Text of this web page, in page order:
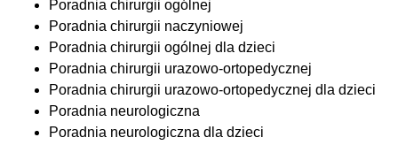
Poradnia chirurgii ogólnej
Poradnia chirurgii naczyniowej
Poradnia chirurgii ogólnej dla dzieci
Poradnia chirurgii urazowo-ortopedycznej
Poradnia chirurgii urazowo-ortopedycznej dla dzieci
Poradnia neurologiczna
Poradnia neurologiczna dla dzieci